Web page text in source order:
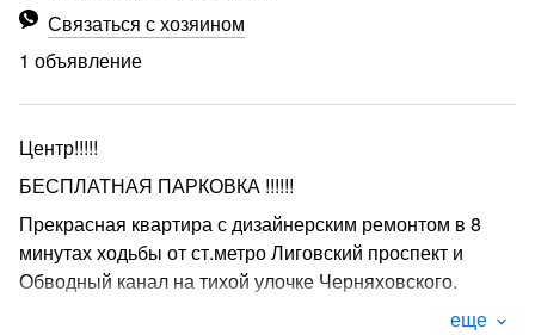
Связаться с хозяином
1 объявление
Центр!!!!!
БЕСПЛАТНАЯ ПАРКОВКА !!!!!!
Прекрасная квартира с дизайнерским ремонтом в 8
минутах ходьбы от ст.метро Лиговский проспект и
Обводный канал на тихой улочке Черняховского.
еще